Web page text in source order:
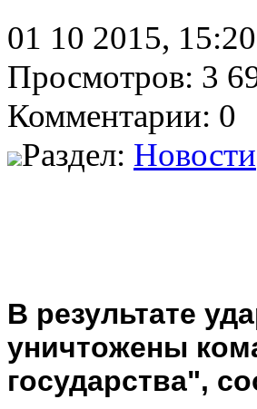
01 10 2015, 15:20
Просмотров: 3
Комментарии: 0
Раздел: Новости
В результате
уничтожены
государства",